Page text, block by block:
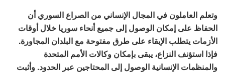
وتعلم العاملون في المجال الإنساني من الصراع السوري أن
الحفاظ على إمكان الوصول إلى جميع أنحاء سوريا خلال أوقات
الأزمات يتطلب الإبقاء على طرق مفتوحة مع البلدان المجاورة.
فإذا استؤنف النزاع، يبقى بإمكان وكالات الأمم المتحدة
والمنظمات الإنسانية الوصول إلى المحتاجين عبر الحدود. وأثبت